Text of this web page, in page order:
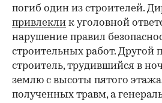
погиб один из строителей.
привлекли к уголовной
нарушение правил
строительных работ. Другой
строитель, трудившийся в
землю с высоты пятого
полученных травм, а